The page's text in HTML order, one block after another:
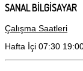
SANAL BİLGİSAYAR
Çalışma Saatleri
Hafta İçi 07:30